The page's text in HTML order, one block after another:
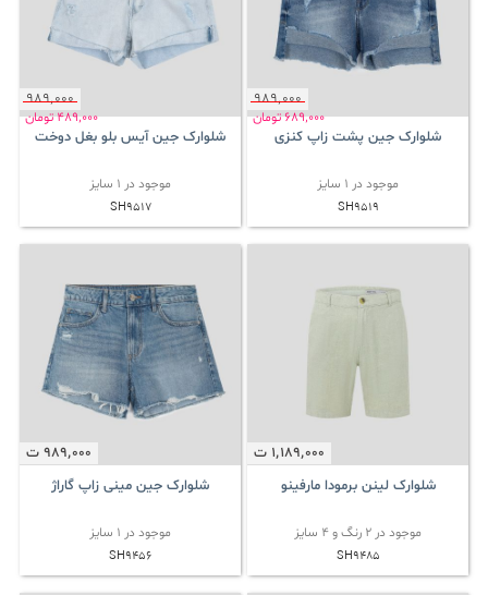
989٬000
689٬000تومان
شلوارک جین پشت زاپ کنزی
موجود در 1 سایز
SH9519
989٬000
489٬000تومان
شلوارک جین آیس بلو بغل دوخت
موجود در 1 سایز
SH9517
1٬189٬000 ت
شلوارک لینن برمودا مارفینو
موجود در 2 رنگ و 4 سایز
SH9485
989٬000 ت
شلوارک جین مینی زاپ گاراژ
موجود در 1 سایز
SH9456